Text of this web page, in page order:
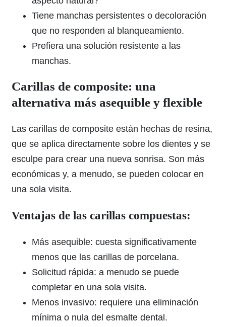
Tiene manchas persistentes o decoloración
que no responden al blanqueamiento.
Prefiera una solución resistente a las
manchas.
Carillas de composite: una
alternativa más asequible y flexible
Las carillas de composite están hechas de resina,
que se aplica directamente sobre los dientes y se
esculpe para crear una nueva sonrisa. Son más
económicas y, a menudo, se pueden colocar en
una sola visita.
Ventajas de las carillas compuestas:
Más asequible: cuesta significativamente
menos que las carillas de porcelana.
Solicitud rápida: a menudo se puede
completar en una sola visita.
Menos invasivo: requiere una eliminación
mínima o nula del esmalte dental.